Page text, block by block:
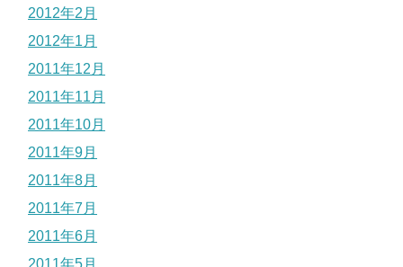
2012年2月
2012年1月
2011年12月
2011年11月
2011年10月
2011年9月
2011年8月
2011年7月
2011年6月
2011年5月